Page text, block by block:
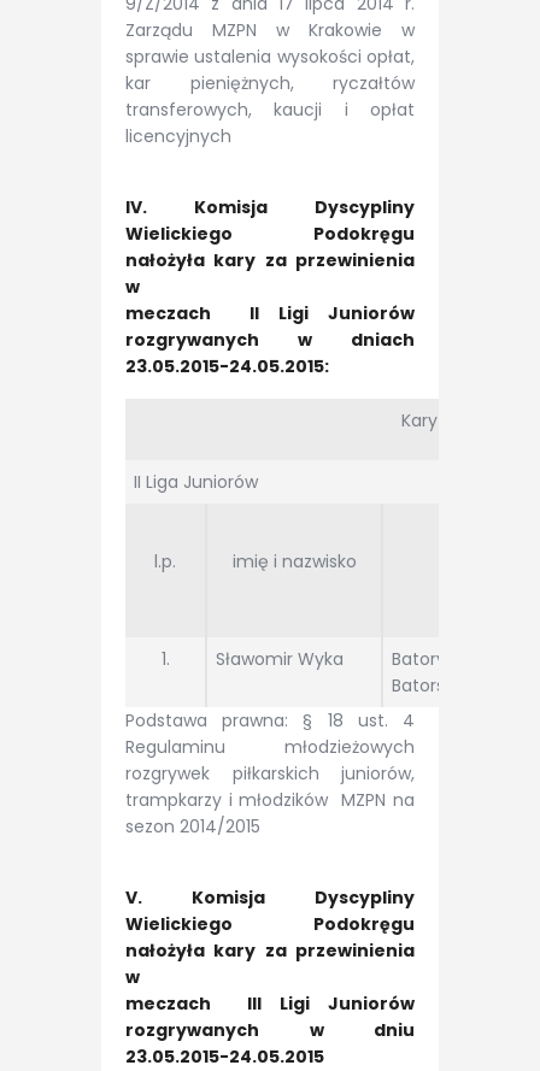
Zarządu MZPN w Krakowie w
sprawie ustalenia wysokości opłat,
kar pieniężnych, ryczałtów
transferowych, kaucji i opłat
licencyjnych
IV. Komisja Dyscypliny
Wielickiego Podokręgu
nałożyła kary za przewinienia
w
meczach II Ligi Juniorów
rozgrywanych w dniach
23.05.2015-24.05.2015:
Kary
II Liga Juniorów
l.p. imię i nazwisko
1. Sławomir Wyka
Batory Wola
Batorska
Podstawa prawna: § 18 ust. 4
Regulaminu młodzieżowych
rozgrywek piłkarskich juniorów,
trampkarzy i młodzików MZPN na
sezon 2014/2015
V. Komisja Dyscypliny
Wielickiego Podokręgu
nałożyła kary za przewinienia
w
meczach III Ligi Juniorów
rozgrywanych w dniu
23.05.2015-24.05.2015